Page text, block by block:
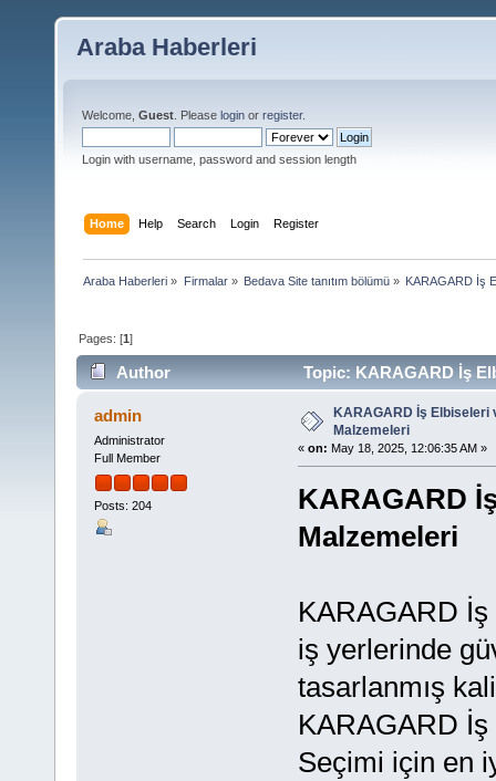
Araba Haberleri
Welcome, Guest . Please login or register.
Login with username, password and session length
Home Help Search Login Register
Araba Haberleri » Firmalar» Bedava Site tanıtım bölümü» KARAGARD İş
Pages: [1]
Author Topic: KARAGARD İş
admin
Administrator
Full Member
Posts: 204
KARAGARD İş Elbiseleri
Malzemeleri
« on: May 18, 2025, 12:06:35 AM »
KARAGARD
Malzemeleri
KARAGARD
iş yerlerinde
tasarlanmış
KARAGARD
Seçimi için en